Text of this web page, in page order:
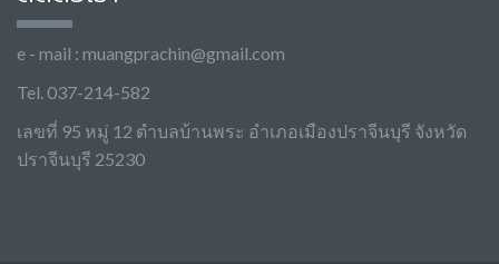
e - mail : muangprachin@gmail.com
Tel. 037-214-582
เลขที่ 95 หมู่ 12 ตำบลบ้านพระ อำเภอเมืองปราจีนบุรี จังหวัด
ปราจีนบุรี 25230